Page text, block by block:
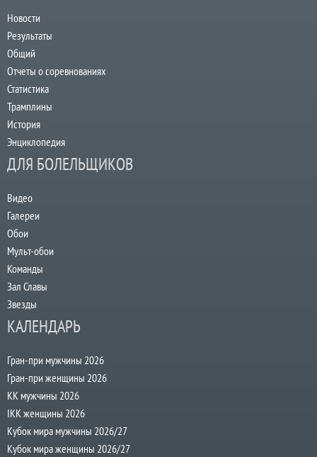
Новости
Результаты
Общий
Отчеты о соревнованиях
Статистика
Трамплины
История
Энциклопедия
ДЛЯ БОЛЕЛЬЩИКОВ
Видео
Галереи
Обои
Мульт-обои
Команды
Зал Славы
Звезды
КАЛЕНДАРЬ
Гран-при мужчины 2026
Гран-при женщины 2026
КК мужчины 2026
IKK женщины 2026
Кубок мира мужчины 2026/27
Кубок мира женщины 2026/27